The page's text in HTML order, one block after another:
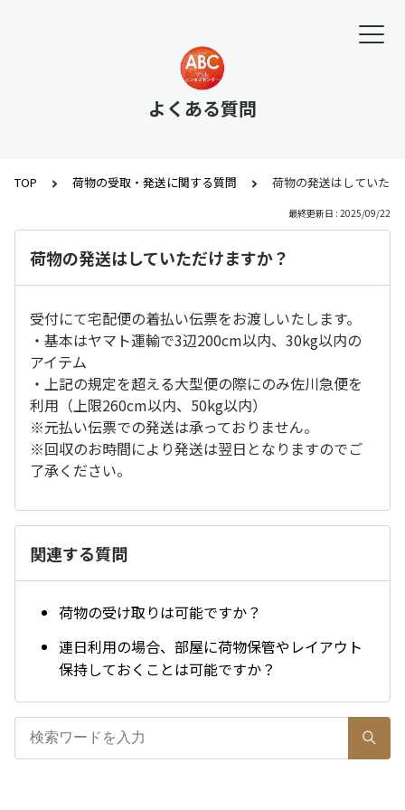
よくある質問
TOP 荷物の受取・発送に関する質問 荷物の発送はしていた
最終更新日 : 2025/09/22
荷物の発送はしていただけますか？
受付にて宅配便の着払い伝票をお渡しいたします。
・基本はヤマト運輸で3辺200cm以内、30kg以内の
アイテム
・上記の規定を超える大型便の際にのみ佐川急便を
利用（上限260cm以内、50kg以内）
※元払い伝票での発送は承っておりません。
※回収のお時間により発送は翌日となりますのでご
了承ください。
関連する質問
荷物の受け取りは可能ですか？
連日利用の場合、部屋に荷物保管やレイアウト
保持しておくことは可能ですか？